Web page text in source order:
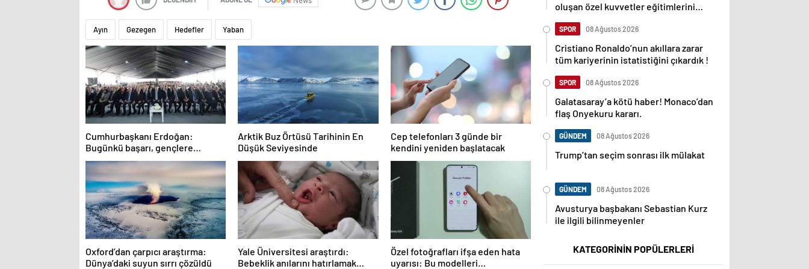
Ayın Gezegen Hedefler Yaban
Cumhurbaşkanı Erdoğan:
Bugünkü başarı, gençlere
umutsuzluk aşılayan zihniyete
indirilmiş ağır bir darbedir
Arktik Buz Örtüsü Tarihinin En
Düşük Seviyesinde
Cep telefonları 3 günde bir
kendini yeniden başlatacak
Oxford’dan çarpıcı araştırma:
Dünya’daki suyun sırrı çözüldü
Yale Üniversitesi araştırdı:
Bebeklik anılarını hatırlamak
Özel fotoğrafları ifşa eden hata
uyarısı: Bu modelleri
oluşan özel kuvvetler eğitimlerini
SPOR 08 Ağustos 2026
Cristiano Ronaldo’nun akıllara zarar
tüm kariyerinin istatistiğini çıkardık !
SPOR 08 Ağustos 2026
Galatasaray’a kötü haber! Monaco’dan
flaş Onyekuru kararı.
GÜNDEM 08 Ağustos 2026
Trump’tan seçim sonrası ilk mülakat
GÜNDEM 08 Ağustos 2026
Avusturya başbakanı Sebastian Kurz
ile ilgili bilinmeyenler
KATEGORİNİN POPÜLERLERİ